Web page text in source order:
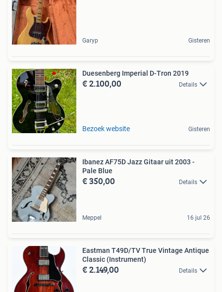
Garyp Gisteren
Duesenberg Imperial D-Tron 2019
€ 2.100,00 Details
Bezoek website Gisteren
Ibanez AF75D Jazz Gitaar uit 2003 -
Pale Blue
€ 350,00 Details
Meppel 16 jul 26
Eastman T49D/TV True Vintage Antique
Classic (Instrument)
€ 2.149,00 Details